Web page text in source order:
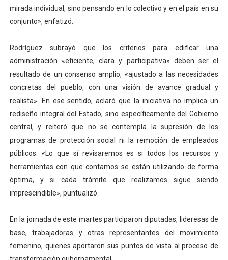
mirada individual, sino pensando en lo colectivo y en el país en su
conjunto», enfatizó.
Rodríguez subrayó que los criterios para edificar una
administración «eficiente, clara y participativa» deben ser el
resultado de un consenso amplio, «ajustado a las necesidades
concretas del pueblo, con una visión de avance gradual y
realista». En ese sentido, aclaró que la iniciativa no implica un
rediseño integral del Estado, sino específicamente del Gobierno
central, y reiteró que no se contempla la supresión de los
programas de protección social ni la remoción de empleados
públicos. «Lo que sí revisaremos es si todos los recursos y
herramientas con que contamos se están utilizando de forma
óptima, y si cada trámite que realizamos sigue siendo
imprescindible», puntualizó.
En la jornada de este martes participaron diputadas, lideresas de
base, trabajadoras y otras representantes del movimiento
femenino, quienes aportaron sus puntos de vista al proceso de